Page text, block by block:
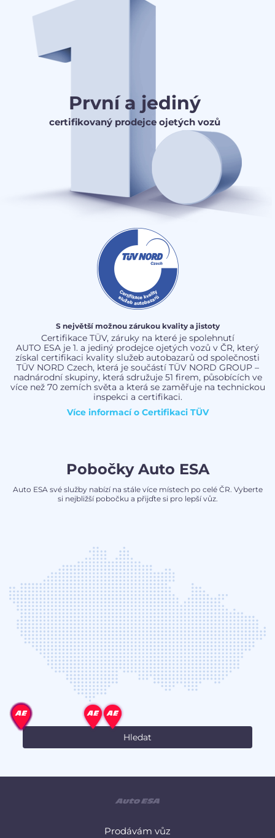
První a jediný
certifikovaný prodejce ojetých vozů
S největší možnou zárukou kvality a jistoty
Certifikace TÜV, záruky na které je spolehnutí
AUTO ESA je 1. a jediný prodejce ojetých vozů v ČR, který
získal certifikaci kvality služeb autobazarů od společnosti
TÜV NORD Czech, která je součástí TÜV NORD GROUP –
nadnárodní skupiny, která sdružuje 51 firem, působících ve
více než 70 zemích světa a která se zaměřuje na technickou
inspekci a certifikaci.
Více informací o Certifikaci TÜV
Pobočky Auto ESA
Auto ESA své služby nabízí na stále více místech po celé ČR. Vyberte
si nejbližší pobočku a přijďte si pro lepší vůz.
Prodávám vůz